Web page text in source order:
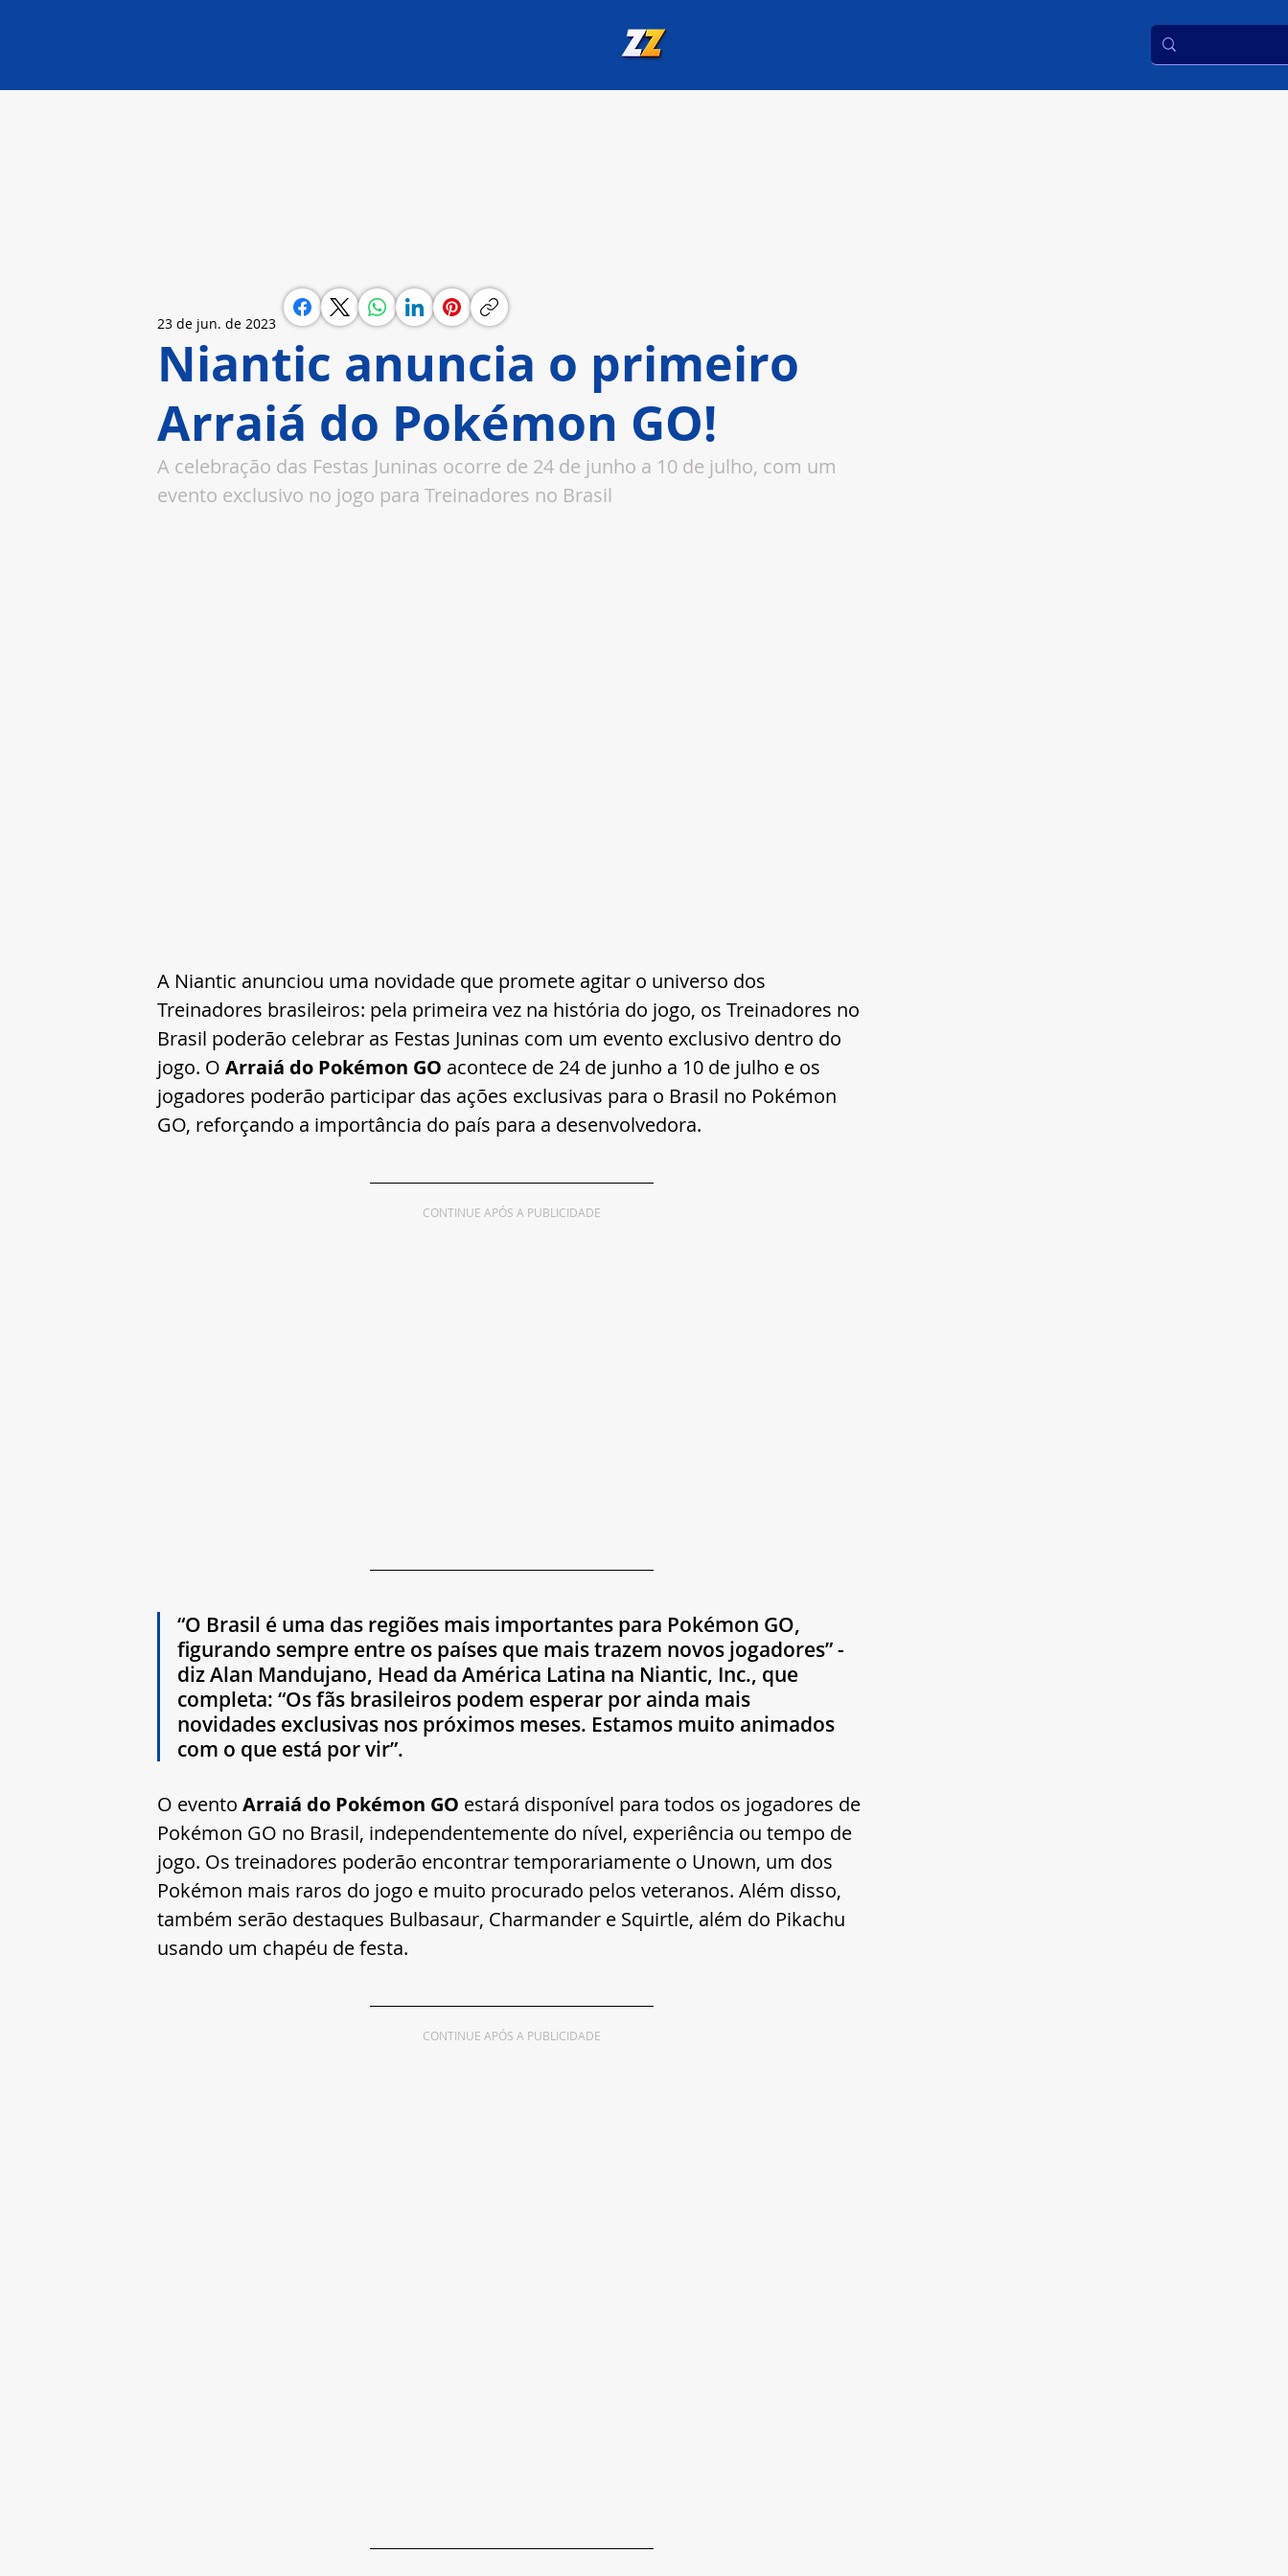
Niantic anuncia o primeiro
Arraiá do Pokémon GO!
23 de jun. de 2023
A celebração das Festas Juninas ocorre de 24 de junho a 10 de julho, com um
evento exclusivo no jogo para Treinadores no Brasil
A Niantic anunciou uma novidade que promete agitar o universo dos
Treinadores brasileiros: pela primeira vez na história do jogo, os Treinadores no
Brasil poderão celebrar as Festas Juninas com um evento exclusivo dentro do
jogo. O Arraiá do Pokémon GO acontece de 24 de junho a 10 de julho e os
jogadores poderão participar das ações exclusivas para o Brasil no Pokémon
GO, reforçando a importância do país para a desenvolvedora.
CONTINUE APÓS A PUBLICIDADE
“O Brasil é uma das regiões mais importantes para Pokémon GO,
figurando sempre entre os países que mais trazem novos jogadores” -
diz Alan Mandujano, Head da América Latina na Niantic, Inc., que
completa: “Os fãs brasileiros podem esperar por ainda mais
novidades exclusivas nos próximos meses. Estamos muito animados
com o que está por vir”.
O evento Arraiá do Pokémon GO estará disponível para todos os jogadores de
Pokémon GO no Brasil, independentemente do nível, experiência ou tempo de
jogo. Os treinadores poderão encontrar temporariamente o Unown, um dos
Pokémon mais raros do jogo e muito procurado pelos veteranos. Além disso,
também serão destaques Bulbasaur, Charmander e Squirtle, além do Pikachu
usando um chapéu de festa.
CONTINUE APÓS A PUBLICIDADE